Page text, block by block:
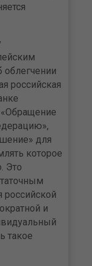
российская
для
которое
Это
российской
и
такое